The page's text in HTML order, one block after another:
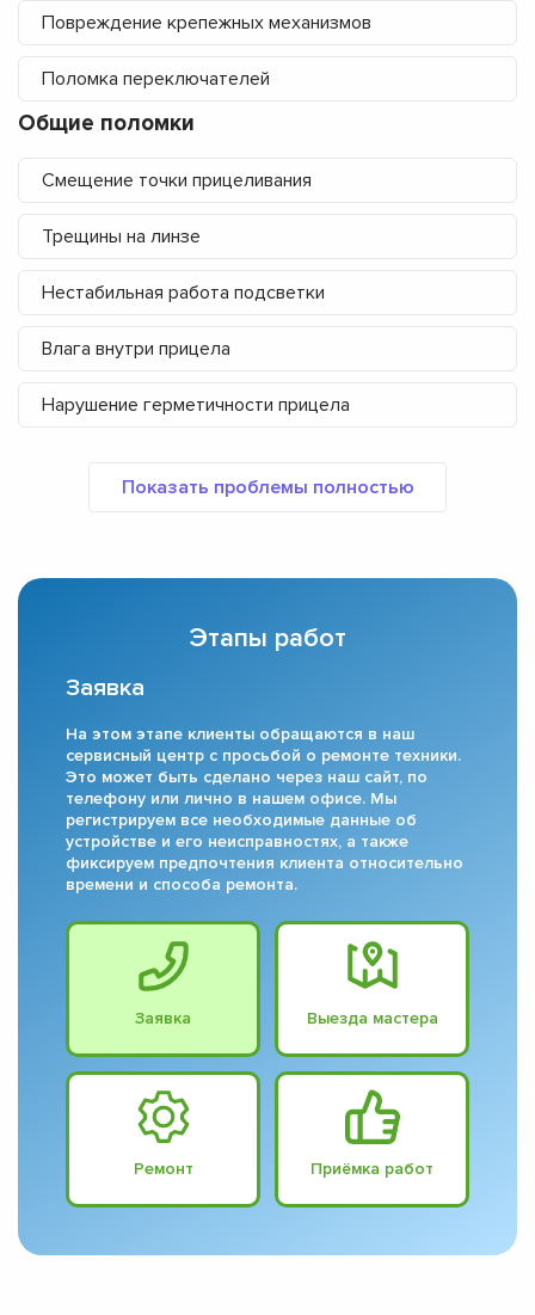
Повреждение крепежных механизмов
Поломка переключателей
Общие поломки
Смещение точки прицеливания
Трещины на линзе
Нестабильная работа подсветки
Влага внутри прицела
Нарушение герметичности прицела
Этапы работ
Заявка
На этом этапе клиенты обращаются в наш
сервисный центр с просьбой о ремонте техники.
Это может быть сделано через наш сайт, по
телефону или лично в нашем офисе. Мы
регистрируем все необходимые данные об
устройстве и его неисправностях, а также
фиксируем предпочтения клиента относительно
времени и способа ремонта.
Заявка Выезда мастера
Ремонт Приёмка работ